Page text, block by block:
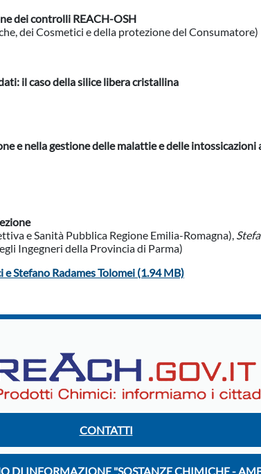
dei controlli REACH-OSH
dei Cosmetici e della protezione del Consumatore)
il caso della silice libera cristallina
e nella gestione delle malattie e delle intossicazioni
e Sanità Pubblica Regione Emilia-Romagna),
Ingegneri della Provincia di Parma)
Stefano Radames Tolomei (1.94 MB)
CONTATTI
DI INFORMAZIONE "SOSTANZE CHIMICHE -